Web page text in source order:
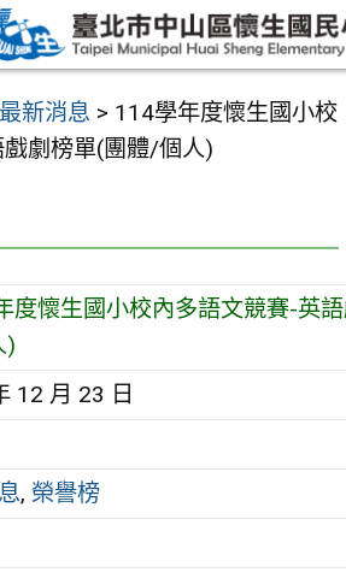
最新消息 > 114學年度懷生國小校
劇榜單(團體/個人)
度懷生國小校內多語文競賽-英
)
12 月 23 日
, 榮譽榜